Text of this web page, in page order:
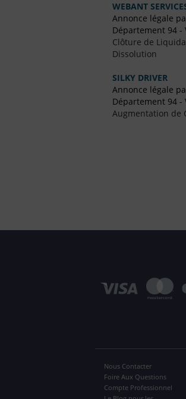
WEBANT
Annonce légale
Département 94 -
Clôture de
Dissolution
SILKY DRIVER
Annonce légale
Département 94 -
Augmentation de
Nous Contacter
Foire Aux Questions
Compte Professionnel